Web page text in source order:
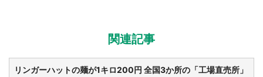
関連記事
リンガーハットの麺が1キロ200円 全国3か所の「工場直売所」